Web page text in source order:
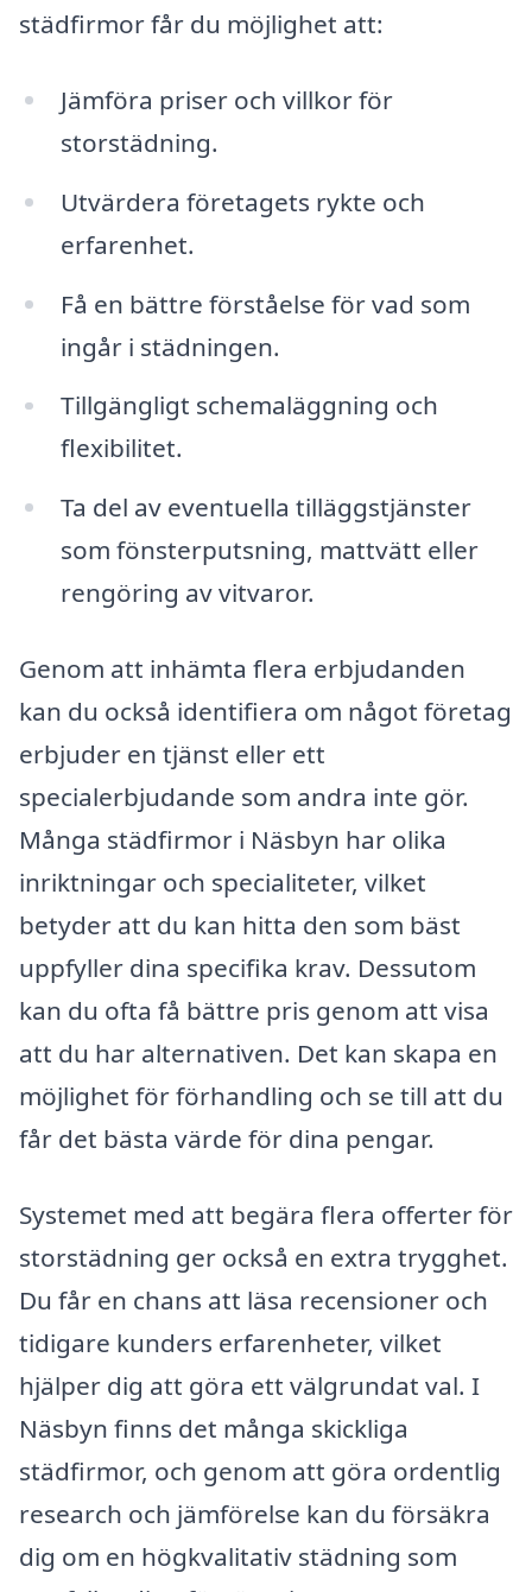
städfirmor får du möjlighet att:
Jämföra priser och villkor för
storstädning.
Utvärdera företagets rykte och
erfarenhet.
Få en bättre förståelse för vad som
ingår i städningen.
Tillgängligt schemaläggning och
flexibilitet.
Ta del av eventuella tilläggstjänster
som fönsterputsning, mattvätt eller
rengöring av vitvaror.
Genom att inhämta flera erbjudanden
kan du också identifiera om något företag
erbjuder en tjänst eller ett
specialerbjudande som andra inte gör.
Många städfirmor i Näsbyn har olika
inriktningar och specialiteter, vilket
betyder att du kan hitta den som bäst
uppfyller dina specifika krav. Dessutom
kan du ofta få bättre pris genom att visa
att du har alternativen. Det kan skapa en
möjlighet för förhandling och se till att du
får det bästa värde för dina pengar.
Systemet med att begära flera offerter för
storstädning ger också en extra trygghet.
Du får en chans att läsa recensioner och
tidigare kunders erfarenheter, vilket
hjälper dig att göra ett välgrundat val. I
Näsbyn finns det många skickliga
städfirmor, och genom att göra ordentlig
research och jämförelse kan du försäkra
dig om en högkvalitativ städning som